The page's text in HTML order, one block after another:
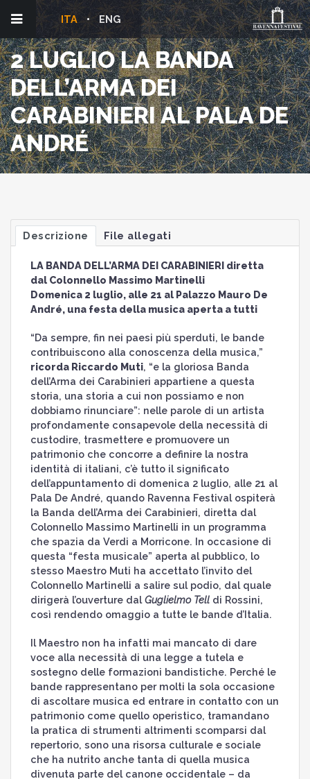
ENG
ITA
2 LUGLIO LA BANDA
DELL’ARMA DEI
CARABINIERI AL PALA DE
ANDRÉ
Descrizione File allegati
LA BANDA DELL’ARMA DEI CARABINIERI diretta
dal Colonnello Massimo Martinelli
Domenica 2 luglio, alle 21 al Palazzo Mauro De
André, una festa della musica aperta a tutti
“Da sempre, fin nei paesi più sperduti, le bande
contribuiscono alla conoscenza della musica,”
ricorda Riccardo Muti, “e la gloriosa Banda
dell’Arma dei Carabinieri appartiene a questa
storia, una storia a cui non possiamo e non
dobbiamo rinunciare”: nelle parole di un artista
profondamente consapevole della necessità di
custodire, trasmettere e promuovere un
patrimonio che concorre a definire la nostra
identità di italiani, c’è tutto il significato
dell’appuntamento di domenica 2 luglio, alle 21 al
Pala De André, quando Ravenna Festival ospiterà
la Banda dell’Arma dei Carabinieri, diretta dal
Colonnello Massimo Martinelli in un programma
che spazia da Verdi a Morricone. In occasione di
questa “festa musicale” aperta al pubblico, lo
stesso Maestro Muti ha accettato l’invito del
Colonnello Martinelli a salire sul podio, dal quale
dirigerà l’ouverture dalGuglielmo Telldi Rossini,
così rendendo omaggio a tutte le bande d’Italia.
Il Maestro non ha infatti mai mancato di dare
voce alla necessità di una legge a tutela e
sostegno delle formazioni bandistiche. Perché le
bande rappresentano per molti la sola occasione
di ascoltare musica ed entrare in contatto con un
patrimonio come quello operistico, tramandano
la pratica di strumenti altrimenti scomparsi dal
repertorio, sono una risorsa culturale e sociale
che ha nutrito anche tanta di quella musica
divenuta parte del canone occidentale – da